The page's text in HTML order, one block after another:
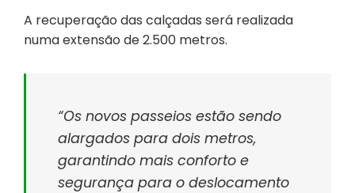
A recuperação das calçadas será realizada
numa extensão de 2.500 metros.
“Os novos passeios estão sendo
alargados para dois metros,
garantindo mais conforto e
segurança para o deslocamento